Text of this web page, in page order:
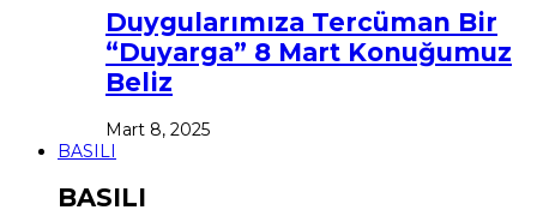
Duygularımıza Tercüman Bir
“Duyarga” 8 Mart Konuğumuz
Beliz
Mart 8, 2025
BASILI
BASILI